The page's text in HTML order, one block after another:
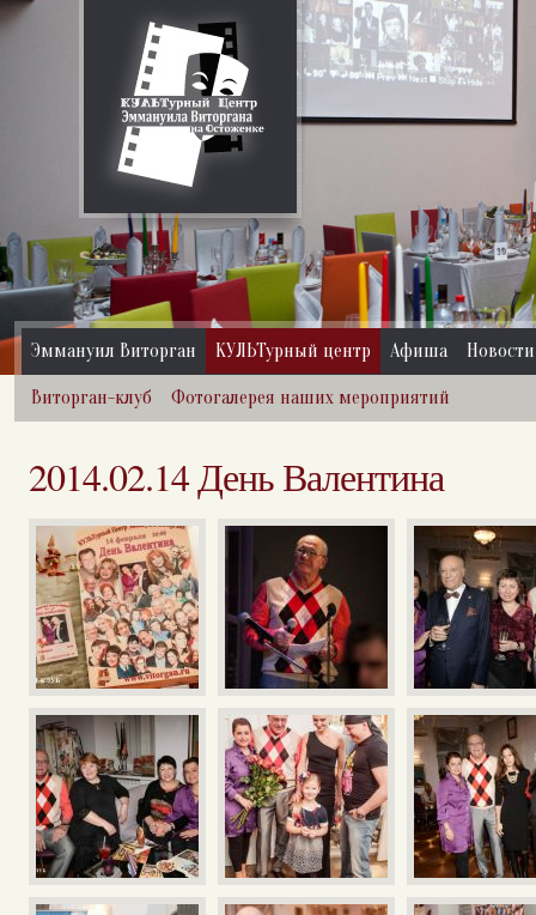
Эммануил Виторган КУЛЬТурный центр Афиша Новости
Виторган-клуб Фотогалерея наших мероприятий
2014.02.14 День Валентина